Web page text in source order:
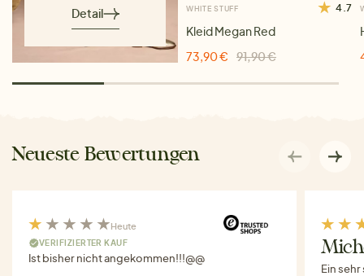
Detail WHITE STUFF 4.7
Kleid Megan Red
73,90 €
91,90 €
Neueste Bewertungen
Heute
VERIFIZIERTER KAUF
Ist bisher nicht angekommen!!!@@
Ein